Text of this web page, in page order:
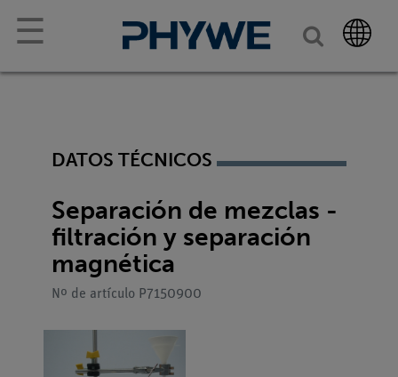
☰
DATOS TÉCNICOS
Separación de mezclas -
filtración y separación
magnética
Nº de artículo P7150900